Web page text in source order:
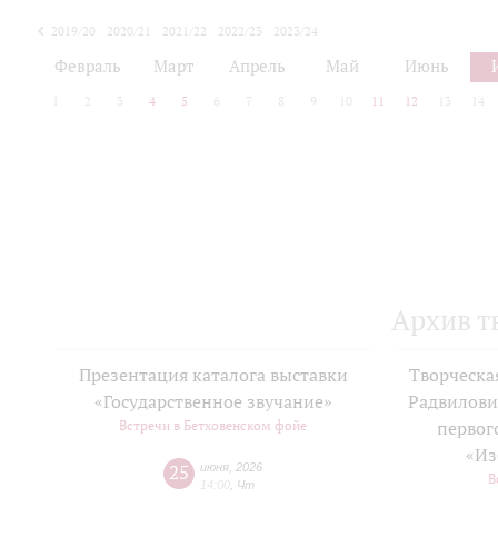
2019/20 2020/21 2021/22 2022/23
2023/24
Февраль Март Апрель Май Июнь
2 3 4 5 6 7 8 9 10 11 12 13 14
Архив
Презентация каталога выставки
«Государственное звучание»
Встречи в Бетховенском фойе
25 июня 2026
14:00 Чт